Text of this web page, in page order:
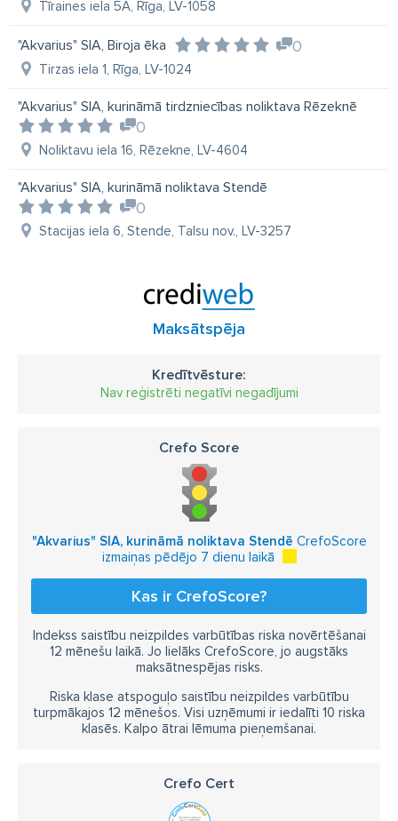
Tīraines iela 5A, Rīga, LV-1058
"Akvarius" SIA, Biroja ēka 0
Tirzas iela 1, Rīga, LV-1024
"Akvarius" SIA, kurināmā tirdzniecības noliktava Rēzeknē
0
Noliktavu iela 16, Rēzekne, LV-4604
"Akvarius" SIA, kurināmā noliktava Stendē
0
Stacijas iela 6, Stende, Talsu nov., LV-3257
Maksātspēja
Kredītvēsture:
Nav reģistrēti negatīvi negadījumi
Crefo Score
"Akvarius" SIA, kurināmā noliktava Stendē CrefoScore
izmaiņas pēdējo 7 dienu laikā
Kas ir CrefoScore?
Indekss saistību neizpildes varbūtības riska novērtēšanai
12 mēnešu laikā. Jo lielāks CrefoScore, jo augstāks
maksātnespējas risks.
Riska klase atspoguļo saistību neizpildes varbūtību
turpmākajos 12 mēnešos. Visi uzņēmumi ir iedalīti 10 riska
klasēs. Kalpo ātrai lēmuma pieņemšanai.
Crefo Cert